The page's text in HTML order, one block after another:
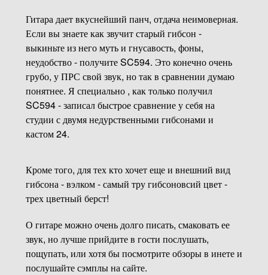
Гитара дает вкуснейший панч, отдача неимоверная.
Если вы знаете как звучит старый гибсон -
выкиньте из него муть и гнусавость, фоны,
неудобство - получите SC594. Это конечно очень
грубо, у ПРС свой звук, но так в сравнении думаю
понятнее. Я специально , как только получил
SC594 - записал быстрое сравнение у себя на
студии с двумя недурственными гибсонами и
кастом 24.
Кроме того, для тех кто хочет еще и внешний вид
гибсона - вэлком - самый тру гибсоновсий цвет -
трех цветный берст!
О гитаре можно очень долго писать, смаковать ее
звук, но лучше прийдите в гости послушать,
пощупать, или хотя бы посмотрите обзоры в инете и
послушайте сэмплы на сайте.